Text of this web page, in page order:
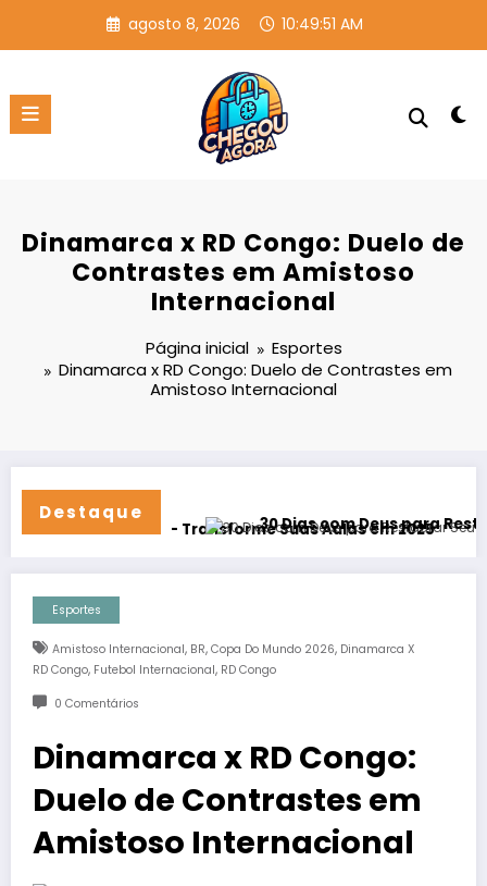
o
agosto 8, 2026 10:49:51 AM
Dinamarca x RD Congo: Duelo de
Contrastes em Amistoso
Internacional
Página inicial
Esportes
Dinamarca x RD Congo: Duelo de Contrastes em
Amistoso Internacional
Destaque
24/7!
Física – Transforme Suas Aulas em 2025
30 Dias com Deus para Restaurar
Esportes
Amistoso Internacional, BR, Copa Do Mundo 2026, Dinamarca X
RD Congo, Futebol Internacional, RD Congo
0 Comentários
Dinamarca x RD Congo:
Duelo de Contrastes em
Amistoso Internacional